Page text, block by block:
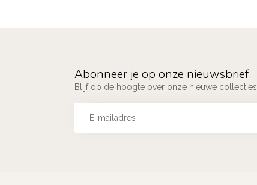
Abonneer je op onze nieuwsbrief
Blijf op de hoogte over onze nieuwe collecties